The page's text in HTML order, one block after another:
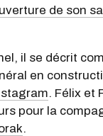
de son
il se décrit
en
. Félix et
pour la
.